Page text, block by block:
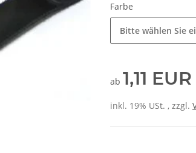
Farbe
Bitte wählen Sie
ab 1,11 EUR
inkl. 19% USt. , zzgl.